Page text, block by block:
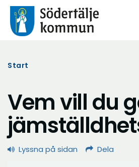
Start
Vem vill du
Lyssna på sidan Dela